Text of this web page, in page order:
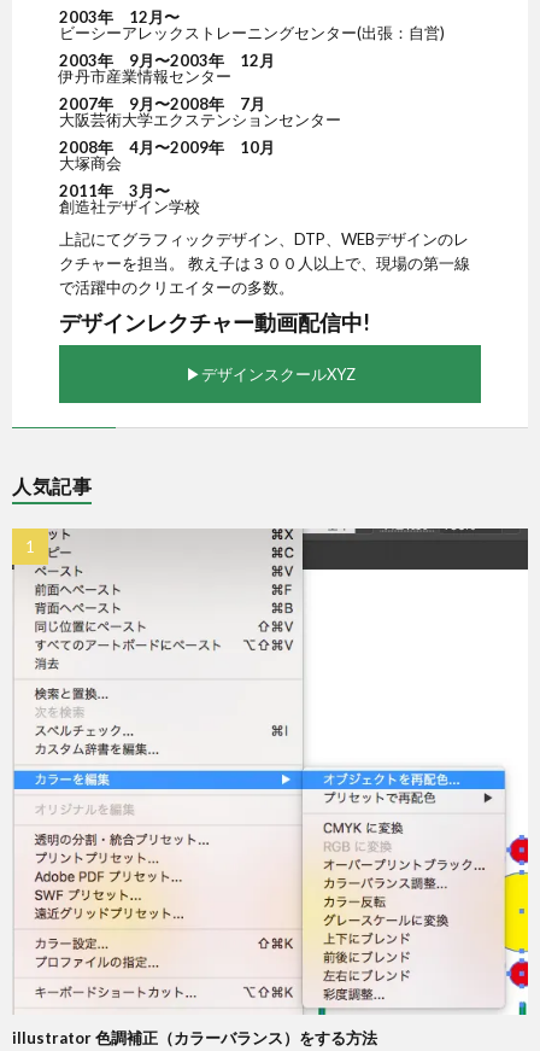
2003年 12月〜
ビーシーアレックストレーニングセンター(出張：自営)
2003年 9月〜2003年 12月
伊丹市産業情報センター
2007年 9月〜2008年 7月
大阪芸術大学エクステンションセンター
2008年 4月〜2009年 10月
大塚商会
2011年 3月〜
創造社デザイン学校
上記にてグラフィックデザイン、DTP、WEBデザインのレ
クチャーを担当。 教え子は３００人以上で、現場の第一線
で活躍中のクリエイターの多数。
デザインレクチャー動画配信中!
▶︎デザインスクールXYZ
人気記事
illustrator 色調補正（カラーバランス）をする方法